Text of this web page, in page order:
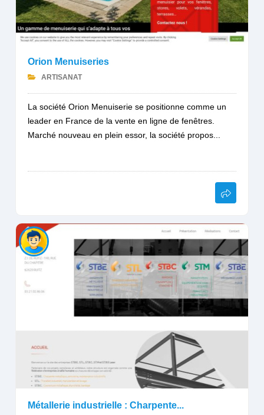
Orion Menuiseries
ARTISANAT
La société Orion Menuiserie se positionne comme un
leader en France de la vente en ligne de fenêtres.
Marché nouveau en plein essor, la société propos...
Métallerie industrielle : Charpente...